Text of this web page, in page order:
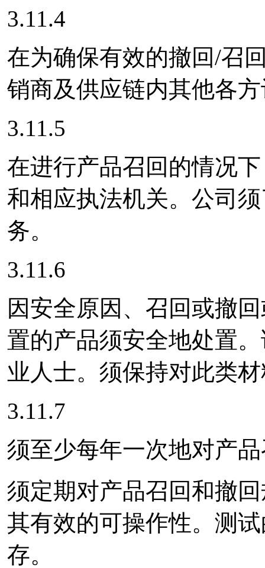
3.11.4
在为确保有效的撤回/召
销商及供应链内其他各
3.11.5
在进行产品召回的情况
和相应执法机关。公司
务。
3.11.6
因安全原因、召回或撤
置的产品须安全地处置
业人士。须保持对此类
3.11.7
须至少每年一次地对产
须定期对产品召回和撤
其有效的可操作性。测
存。